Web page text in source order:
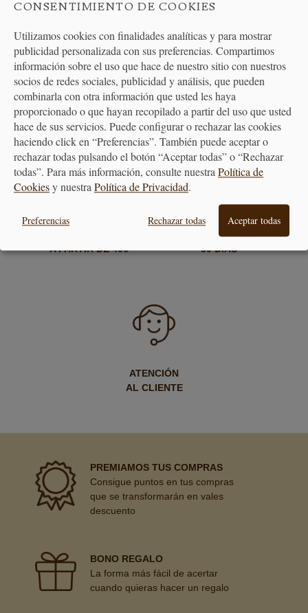
PAGO
SEGURO
ENTREGA
24/48H
A PARTIR DE 40€
DEVOLUCIONES
30 DÍAS
ATENCIÓN
AL CLIENTE
PREMIAMOS TUS COMPRAS
Consigue puntos en tus compras
que se transformarán en vales
descuento
BONO REGALO
La forma más fácil de acertar
cuando quieras hacer un regalo
CONSENTIMIENTO DE COOKIES
Utilizamos cookies con finalidades analíticas y para mostrar
publicidad personalizada con sus preferencias. Compartimos
información sobre el uso que hace de nuestro sitio con nuestros
socios de redes sociales, publicidad y análisis, que pueden
combinarla con otra información que usted les haya
proporcionado o que hayan recopilado a partir del uso que usted
hace de sus servicios. Puede configurar o rechazar las cookies
haciendo click en “Preferencias”. También puede aceptar o
rechazar todas pulsando el botón “Aceptar todas” o “Rechazar
todas”. Para más información, consulte nuestraPolítica de
Cookiesy nuestraPolítica de Privacidad.
Preferencias Rechazar todas Aceptar todas